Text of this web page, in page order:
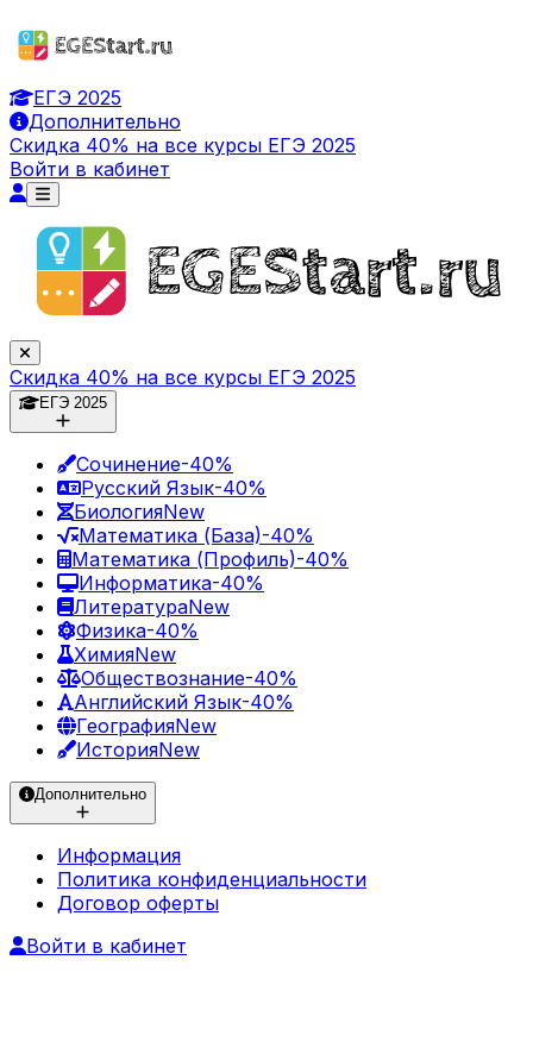
ЕГЭ 2025
Дополнительно
Скидка 40% на все курсы ЕГЭ 2025
Войти в кабинет
Скидка 40% на все курсы ЕГЭ 2025
ЕГЭ 2025
Сочинение-40%
Русский Язык-40%
БиологияNew
Математика (База)-40%
Математика (Профиль)-40%
Информатика-40%
ЛитератураNew
Физика-40%
ХимияNew
Обществознание-40%
Английский Язык-40%
ГеографияNew
ИсторияNew
Дополнительно
Информация
Политика конфиденциальности
Договор оферты
Войти в кабинет